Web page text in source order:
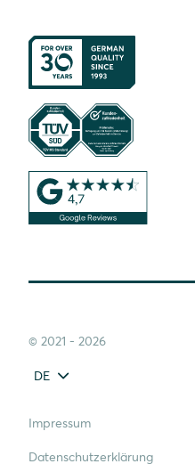
© 2021 - 2026
DE
Impressum
Datenschutzerklärung